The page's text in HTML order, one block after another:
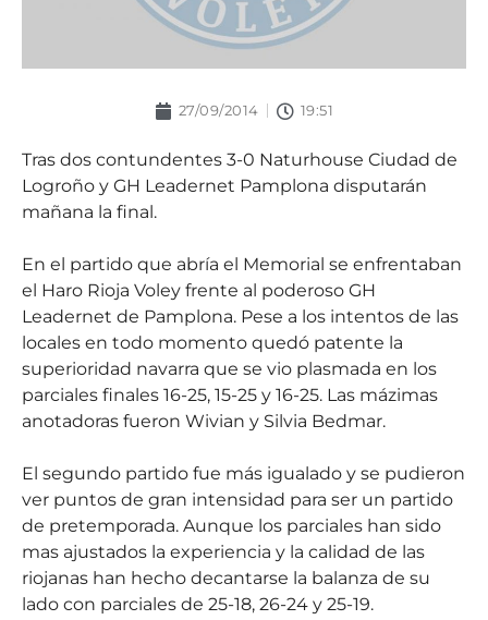
27/09/2014 19:51
Tras dos contundentes 3-0 Naturhouse Ciudad de
Logroño y GH Leadernet Pamplona disputarán
mañana la final.
En el partido que abría el Memorial se enfrentaban
el Haro Rioja Voley frente al poderoso GH
Leadernet de Pamplona. Pese a los intentos de las
locales en todo momento quedó patente la
superioridad navarra que se vio plasmada en los
parciales finales 16-25, 15-25 y 16-25. Las mázimas
anotadoras fueron Wivian y Silvia Bedmar.
El segundo partido fue más igualado y se pudieron
ver puntos de gran intensidad para ser un partido
de pretemporada. Aunque los parciales han sido
mas ajustados la experiencia y la calidad de las
riojanas han hecho decantarse la balanza de su
lado con parciales de 25-18, 26-24 y 25-19.